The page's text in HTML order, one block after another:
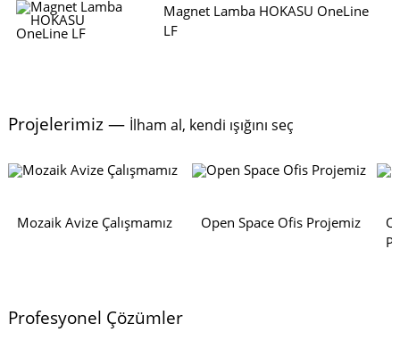
Magnet Lamba HOKASU OneLine
LF
Projelerimiz — İlham al, kendi ışığını seç
Mozaik Avize Çalışmamız Open Space Ofis Projemiz
Profesyonel Çözümler